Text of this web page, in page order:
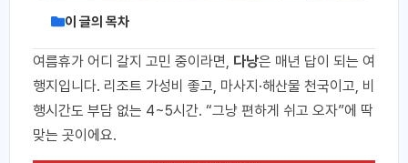
이 글의 목차
여름휴가 어디 갈지 고민 중이라면, 다낭은 매년 답이 되는 여
행지입니다. 리조트 가성비 좋고, 마사지·해산물 천국이고, 비
행시간도 부담 없는 4~5시간. “그냥 편하게 쉬고 오자”에 딱
맞는 곳이에요.